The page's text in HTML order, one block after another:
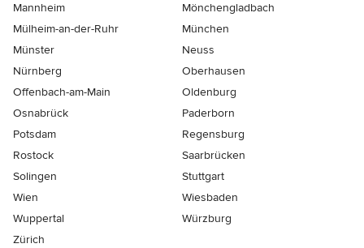
Mannheim
Mönchen­gladbach
Mülheim-an-der-Ruhr
München
Münster
Neuss
Nürnberg
Oberhausen
Offenbach-am-Main
Oldenburg
Osnabrück
Paderborn
Potsdam
Regensburg
Rostock
Saarbrücken
Solingen
Stuttgart
Wien
Wiesbaden
Wuppertal
Würzburg
Zürich